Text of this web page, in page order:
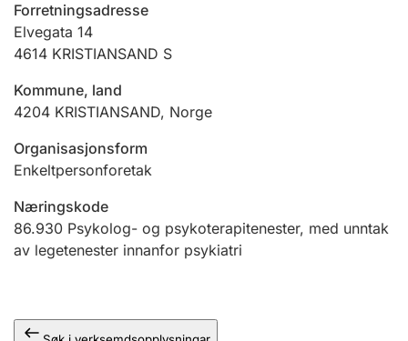
Jeger
Betaling og jegeravgiftskort
Ektepaktrettleiaren
Andre tema
Forretningsadresse
Elvegata 14
4614 KRISTIANSAND S
Kommune, land
4204 KRISTIANSAND, Norge
Organisasjonsform
Enkeltpersonforetak
Næringskode
86.930 Psykolog- og psykoterapitenester, med unntak
av legetenester innanfor psykiatri